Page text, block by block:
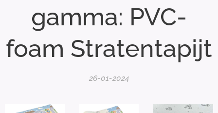
gamma: PVC-
foam Stratentapijt
26-01-2024